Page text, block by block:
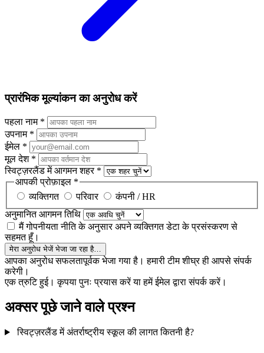
प्रारंभिक मूल्यांकन का अनुरोध करें
पहला नाम *
उपनाम *
ईमेल *
मूल देश *
स्विट्ज़रलैंड में आगमन शहर *
आपकी प्रोफ़ाइल *
व्यक्तिगत
परिवार
कंपनी / HR
अनुमानित आगमन तिथि
मैं गोपनीयता नीति के अनुसार अपने व्यक्तिगत डेटा के प्रसंस्करण से
सहमत हूँ।
मेरा अनुरोध भेजें भेजा जा रहा है…
आपका अनुरोध सफलतापूर्वक भेजा गया है। हमारी टीम शीघ्र ही आपसे संपर्क
करेगी।
एक त्रुटि हुई। कृपया पुनः प्रयास करें या हमें ईमेल द्वारा संपर्क करें।
अक्सर पूछे जाने वाले प्रश्न
स्विट्ज़रलैंड में अंतर्राष्ट्रीय स्कूल की लागत कितनी है?